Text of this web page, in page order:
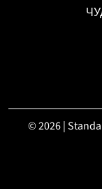
© 2026 |